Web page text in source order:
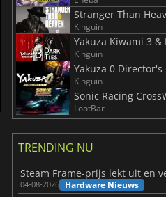
Stranger Than
Kinguin
Yakuza Kiwami 3 &
Kinguin
Yakuza 0 Director's
Kinguin
Sonic Racing
LootBar
TRENDING NU
04-08-2026 Hardware Nieuws